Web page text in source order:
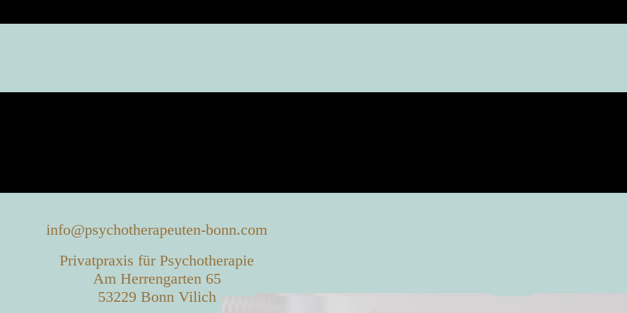
info@psychotherapeuten-bonn.com
Privatpraxis für Psychotherapie
Am Herrengarten 65
53229 Bonn Vilich